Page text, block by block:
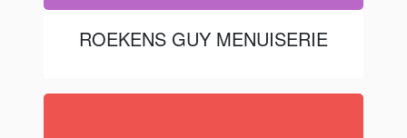
ROEKENS GUY MENUISERIE